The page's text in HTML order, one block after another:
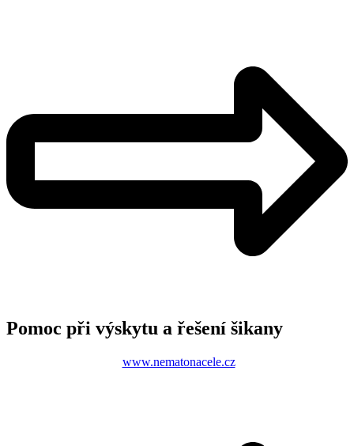
Pomoc při výskytu a řešení šikany
www.nematonacele.cz